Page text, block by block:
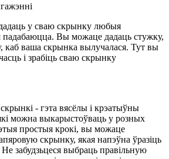
у сваю скрынку любыя
падабаюцца. Вы можаце дадаць стужку,
каб ваша скрынка вылучалася. Тут вы
і зрабіць сваю скрынку
- гэта вясёлы і крэатыўны
можна выкарыстоўваць у розных
простыя крокі, вы можаце
скрынку, якая напэўна ўразіць
забудзьцеся выбраць правільную